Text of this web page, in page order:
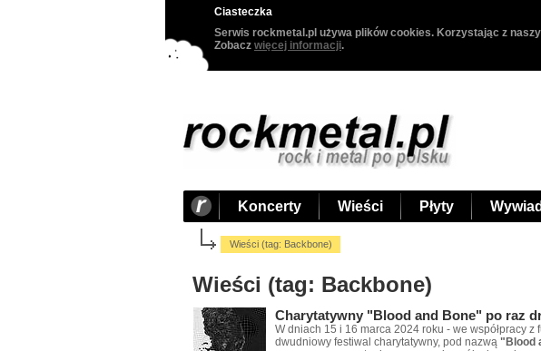
Ciasteczka
Serwis rockmetal.pl używa plików cookies. Korzystając z
Zobacz więcej informacji.
Koncerty Wieści Płyty
Wieści (tag: Backbone)
Wieści (tag: Backbone)
Charytatywny "Blood and Bone" po raz
W dniach 15 i 16 marca 2024 roku - we współpracy
dwudniowy festiwal charytatywny, pod nazwą "Blood